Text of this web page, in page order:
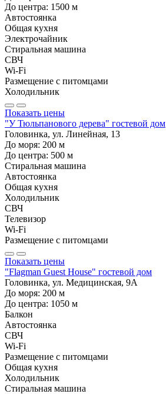
До центра: 1500 м
Автостоянка
Общая кухня
Электрочайник
Стиральная машина
СВЧ
Wi-Fi
Размещение с питомцами
Холодильник
Показать цены
"У Тюльпанового дерева" гостевой дом
Головинка, ул. Линейная, 13
До моря: 200 м
До центра: 500 м
Стиральная машина
Автостоянка
Общая кухня
Холодильник
СВЧ
Телевизор
Wi-Fi
Размещение с питомцами
Показать цены
"Flagman Guest House" гостевой дом
Головинка, ул. Медицинская, 9А
До моря: 200 м
До центра: 1050 м
Балкон
Автостоянка
СВЧ
Wi-Fi
Размещение с питомцами
Общая кухня
Холодильник
Стиральная машина